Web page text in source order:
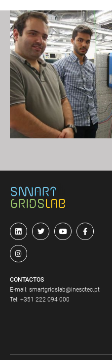
CONTACTOS
E-mail: smartgridslab@inesctec.pt
Tel: +351 222 094 000